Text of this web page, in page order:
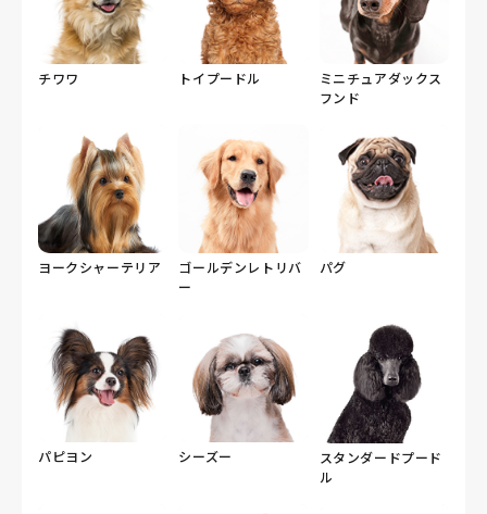
チワワ トイプードル
ミニチュアダックス
フンド
ヨークシャーテリア
ゴールデンレトリバ
ー
パグ
パピヨン シーズー
スタンダードプード
ル